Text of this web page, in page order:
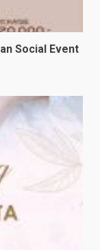
Social Event